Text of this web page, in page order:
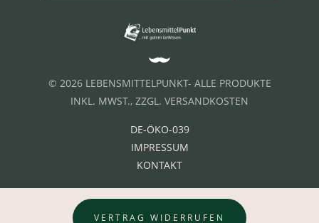
© 2026 LEBENSMITTELPUNKT- ALLE PRODUKTE
INKL. MWST., ZZGL. VERSANDKOSTEN
DE-ÖKO-039
IMPRESSUM
KONTAKT
VERTRAG WIDERRUFEN